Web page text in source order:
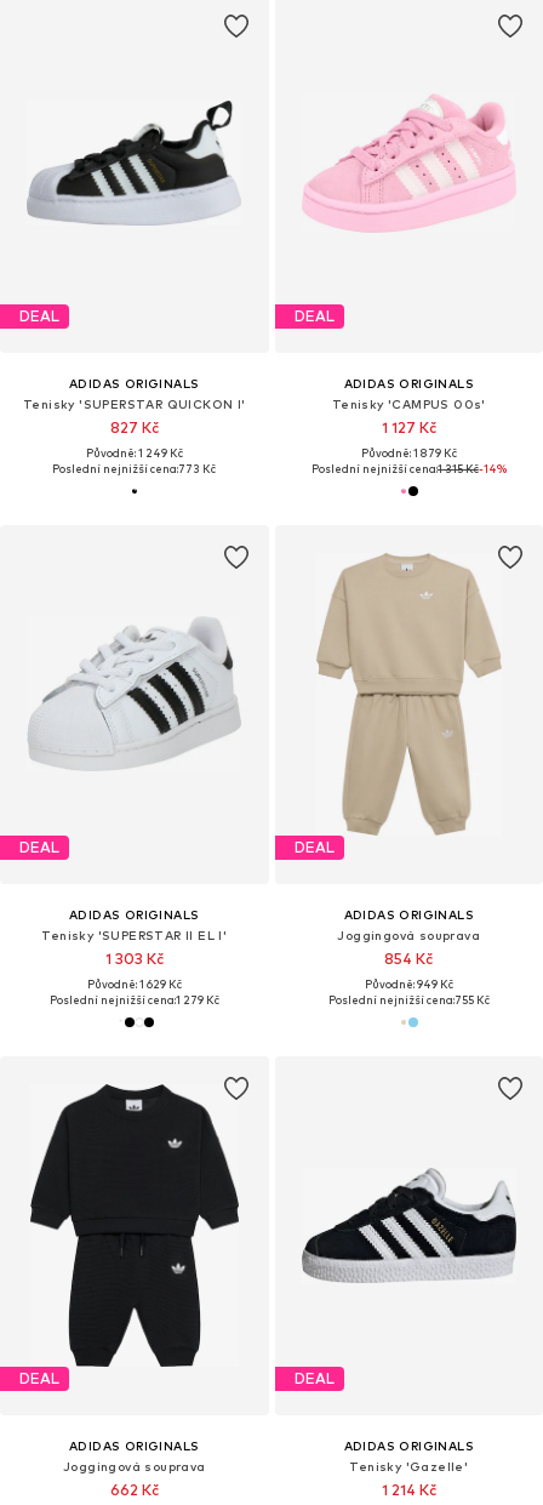
DEAL
ADIDAS ORIGINALS
Tenisky 'SUPERSTAR QUICKON I'
827 Kč
Původně: 1 249 Kč
Poslední nejnižší cena:773 Kč
DEAL
ADIDAS ORIGINALS
Tenisky 'CAMPUS 00s'
1 127 Kč
Původně: 1 879 Kč
Poslední nejnižší cena:1 315 Kč-14%
DEAL
ADIDAS ORIGINALS
Tenisky 'SUPERSTAR II EL I'
1 303 Kč
Původně: 1 629 Kč
Poslední nejnižší cena:1 279 Kč
DEAL
ADIDAS ORIGINALS
Joggingová souprava
854 Kč
Původně: 949 Kč
Poslední nejnižší cena:755 Kč
DEAL
ADIDAS ORIGINALS
Joggingová souprava
662 Kč
DEAL
ADIDAS ORIGINALS
Tenisky 'Gazelle'
1 214 Kč